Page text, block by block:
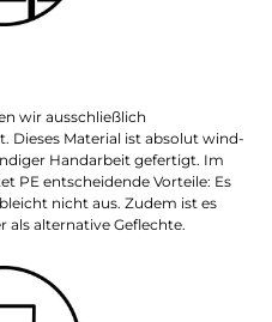
wir ausschließlich
Dieses Material ist absolut wind-
Handarbeit gefertigt. Im
PE entscheidende Vorteile: Es
nicht aus. Zudem ist es
alternative Geflechte.